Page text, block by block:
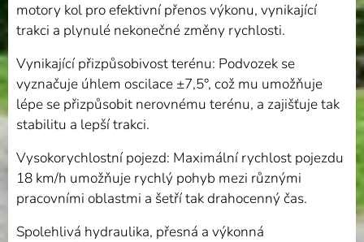
motory kol pro efektivní přenos výkonu, vynikající
trakci a plynulé nekonečné změny rychlosti.
Vynikající přizpůsobivost terénu: Podvozek se
vyznačuje úhlem oscilace ±7,5°, což mu umožňuje
lépe se přizpůsobit nerovnému terénu, a zajišťuje tak
stabilitu a lepší trakci.
Vysokorychlostní pojezd: Maximální rychlost pojezdu
18 km/h umožňuje rychlý pohyb mezi různými
pracovními oblastmi a šetří tak drahocenný čas.
Spolehlivá hydraulika, přesná a výkonná